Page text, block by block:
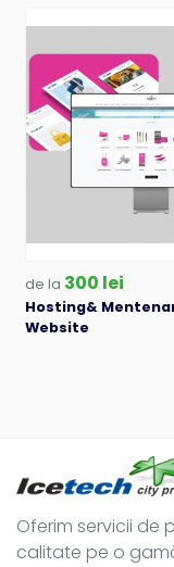
de la 300 lei
Hosting&
Website
Oferim servicii de
calitate pe o